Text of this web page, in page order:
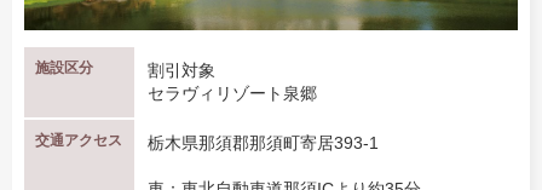
施設区分
割引対象
セラヴィリゾート泉郷
交通アクセス 栃木県那須郡那須町寄居393-1